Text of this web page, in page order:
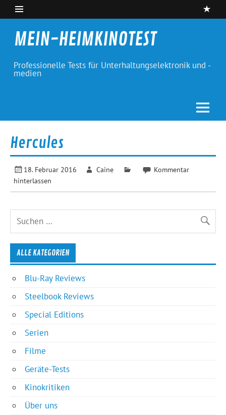
Skip
content
MEIN-HEIMKINOTEST
Professionelle Tests für Unterhaltungselektronik und -
medien
Hercules
18. Februar 2016 Caine
Kommentar
hinterlassen
ALLE KATEGORIEN
Blu-Ray Reviews
Steelbook Reviews
Special Editions
Serien
Filme
Geräte-Tests
Kinokritiken
Über uns